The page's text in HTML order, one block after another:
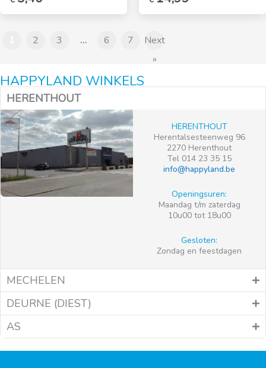
€17,99.
2 3 … 6 7
Next
»
HAPPYLAND WINKELS
HERENTHOUT
HERENTHOUT
Herentalsesteenweg 96
2270 Herenthout
Tel 014 23 35 15
info@happyland.be
Openingsuren:
Maandag t/m zaterdag
10u00 tot 18u00
Gesloten:
Zondag en feestdagen
MECHELEN
DEURNE (DIEST)
AS